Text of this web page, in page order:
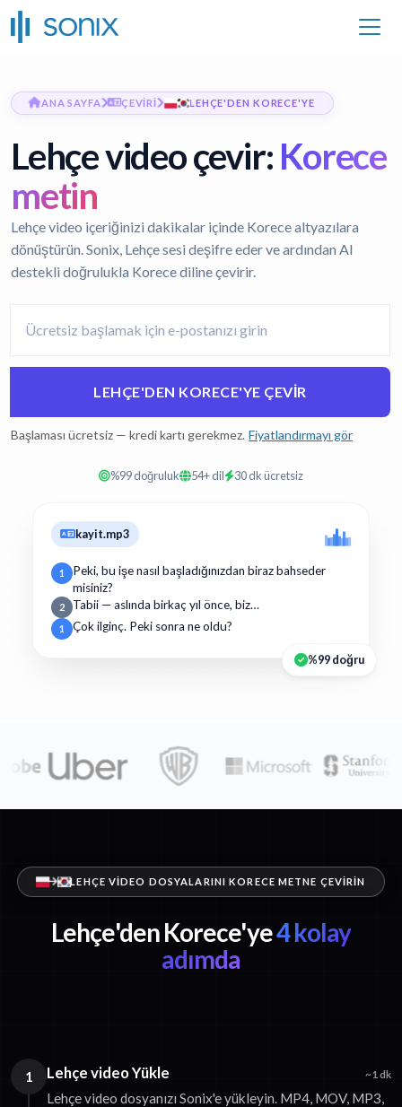
ANA SAYFA ÇEVIRI LEHÇE'DEN KORECE'YE
Lehçe video çevir: Korece
metin
Lehçe video içeriğinizi dakikalar içinde Korece altyazılara
dönüştürün. Sonix, Lehçe sesi deşifre eder ve ardından AI
destekli doğrulukla Korece diline çevirir.
LEHÇE'DEN KORECE'YE ÇEVIR
Başlaması ücretsiz — kredi kartı gerekmez. Fiyatlandırmayı gör
%99 doğruluk 54+ dil 30 dk ücretsiz
kayit.mp3
1
Peki, bu işe nasıl başladığınızdan biraz bahseder
misiniz?
2 Tabii — aslında birkaç yıl önce, biz…
1 Çok ilginç. Peki sonra ne oldu?
%99 doğru
LEHÇE VIDEO DOSYALARINI KORECE METNE ÇEVIRIN
Lehçe'den Korece'ye4 kolay
adımda
1 Lehçe video Yükle ~1 dk
Lehçe video dosyanızı Sonix'e yükleyin. MP4, MOV, MP3,